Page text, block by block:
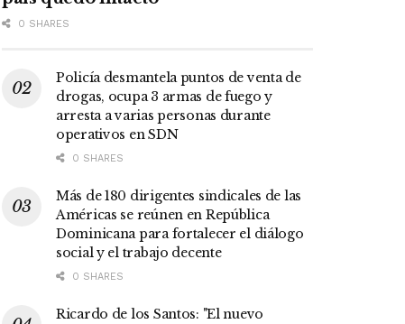
0 SHARES
Policía desmantela puntos de venta de
drogas, ocupa 3 armas de fuego y
arresta a varias personas durante
operativos en SDN
0 SHARES
Más de 180 dirigentes sindicales de las
Américas se reúnen en República
Dominicana para fortalecer el diálogo
social y el trabajo decente
0 SHARES
Ricardo de los Santos: "El nuevo